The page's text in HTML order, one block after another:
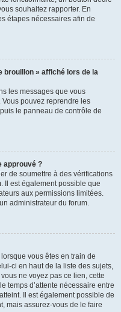
souhaitez rapporter. En
étapes nécessaires afin de
brouillon » affiché lors de la
les messages que vous
pouvez reprendre les
le panneau de contrôle de
approuvé ?
de soumettre à des vérifications
Il est également possible que
aux permissions limitées.
administrateur du forum.
vous êtes en train de
ci en haut de la liste des sujets,
ne voyez pas ce lien, cette
temps d’attente nécessaire entre
Il est également possible de
mais assurez-vous de le faire